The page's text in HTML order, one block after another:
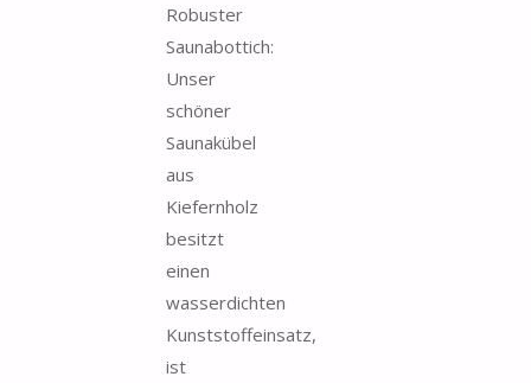
Robuster
Saunabottich:
Unser
schöner
Saunakübel
aus
Kiefernholz
besitzt
einen
wasserdichten
Kunststoffeinsatz,
ist